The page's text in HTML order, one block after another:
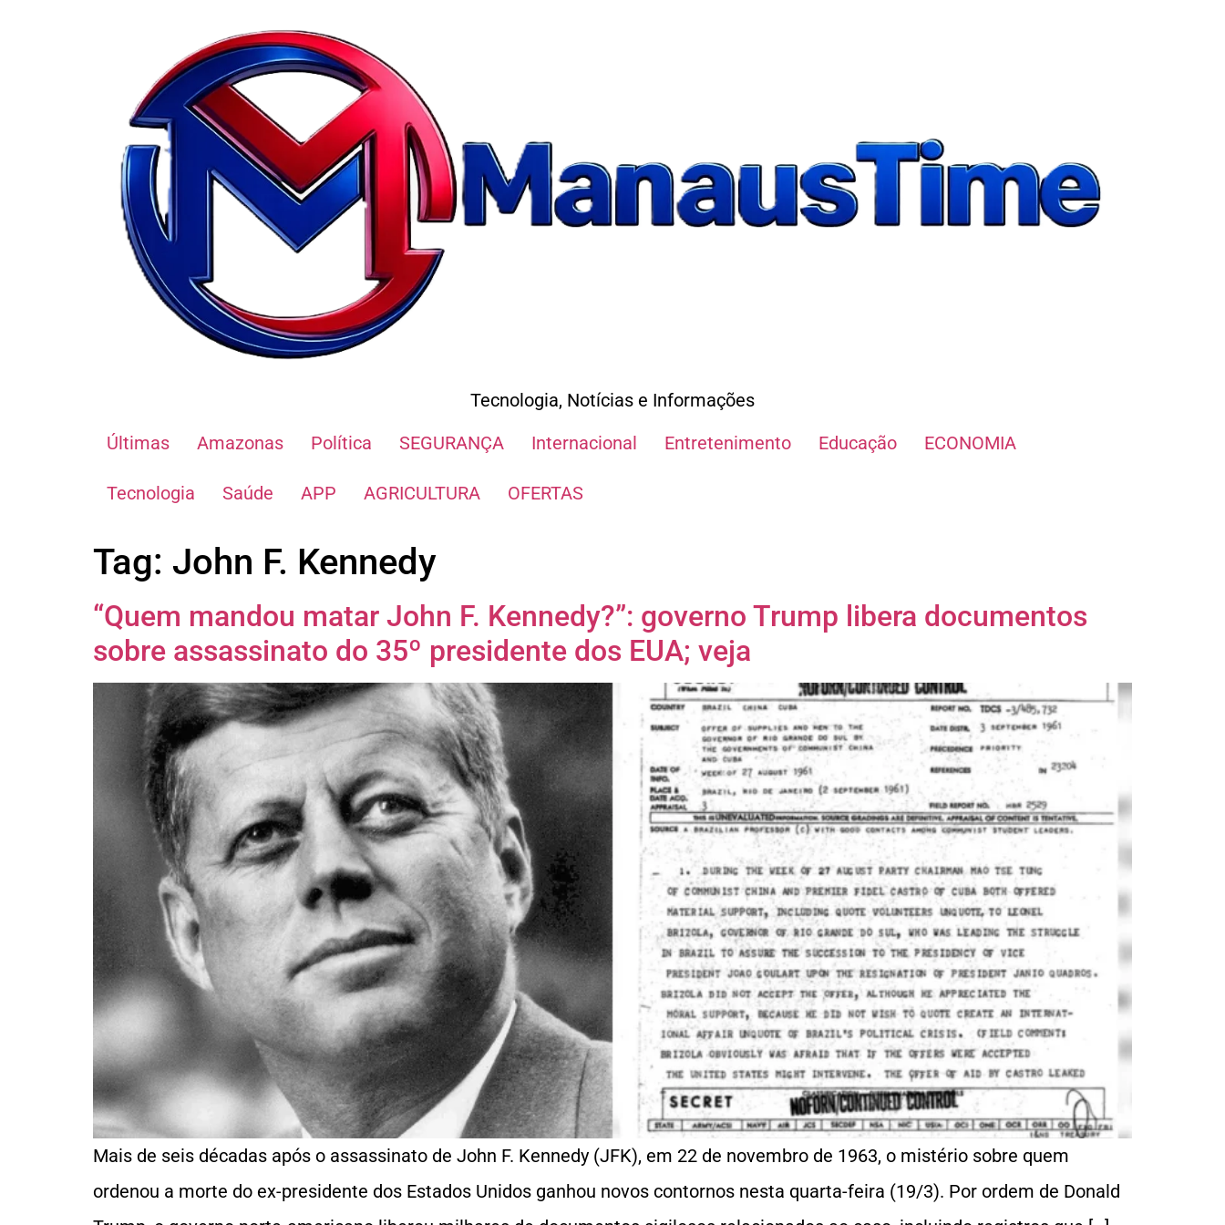
Tecnologia, Notícias e Informações
Últimas
Amazonas Política SEGURANÇA Internacional Entretenimento Educação ECONOMIA
Tecnologia Saúde APP AGRICULTURA OFERTAS
Tag: John F. Kennedy
“Quem mandou matar John F. Kennedy?”: governo Trump libera documentos
sobre assassinato do 35º presidente dos EUA; veja
Mais de seis décadas após o assassinato de John F. Kennedy (JFK), em 22 de novembro de 1963, o mistério sobre quem
ordenou a morte do ex-presidente dos Estados Unidos ganhou novos contornos nesta quarta-feira (19/3). Por ordem de Donald